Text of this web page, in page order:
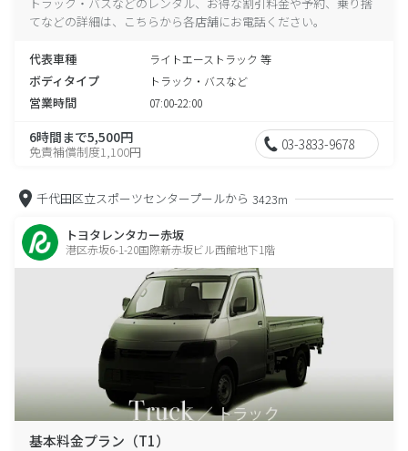
てなどの詳細は、こちらから各店舗にお電話ください。
代表車種 ライトエーストラック 等
ボディタイプ トラック・バスなど
営業時間 07:00-22:00
6時間まで5,500円
免責補償制度1,100円 03-3833-9678
千代田区立スポーツセンタープールから 3423m
トヨタレンタカー赤坂
港区赤坂6-1-20国際新赤坂ビル西館地下1階
基本料金プラン（T1）